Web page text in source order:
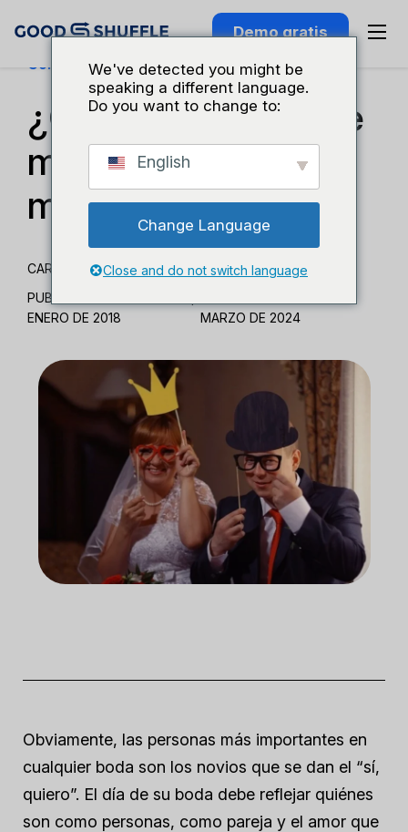
Demo gratis
Conocimiento Del Sector
¿Cómo consigo que
mi boda sea
memorable?
CARMEN BODZIAK
PUBLICADO EL 3 DE
ENERO DE 2018
MARZO DE 2024
Obviamente, las personas más importantes en
cualquier boda son los novios que se dan el “sí,
quiero”. El día de su boda debe reflejar quiénes
son como personas, como pareja y el amor que
We've detected you might be
speaking a different language.
Do you want to change to:
English
Change Language
Close and do not switch language